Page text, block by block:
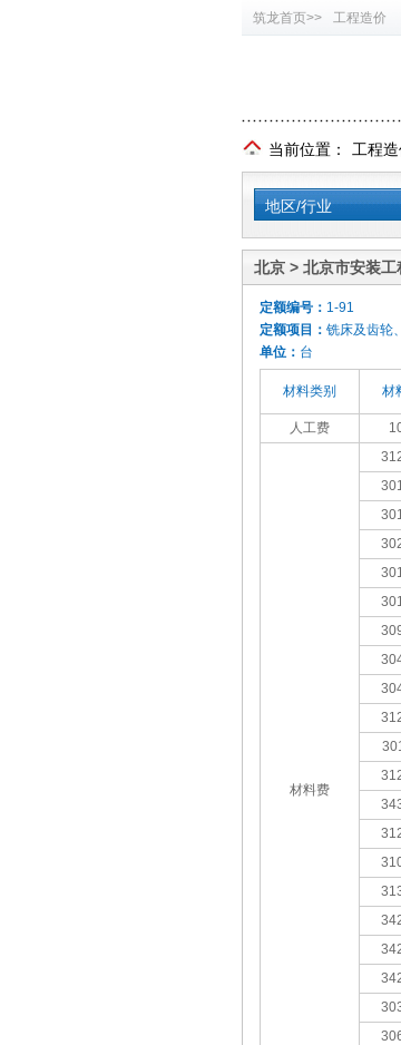
筑龙首页>> 工程造价
当前位置： 工程
地区/行业
北京 > 北京市安装工
定额编号： 1-91
定额项目： 铣床及齿轮
单位： 台
材料类别 材
人工费
材料费